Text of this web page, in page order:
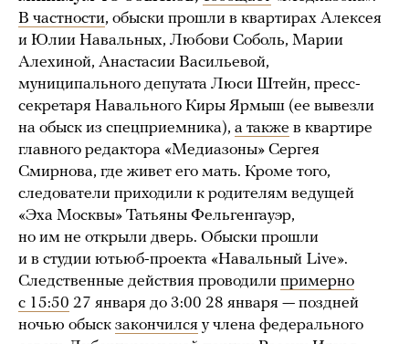
В частности, обыски прошли в квартирах Алексея
и Юлии Навальных, Любови Соболь, Марии
Алехиной, Анастасии Васильевой,
муниципального депутата Люси Штейн, пресс-
секретаря Навального Киры Ярмыш (ее вывезли
на обыск из спецприемника), а также в квартире
главного редактора «Медиазоны» Сергея
Смирнова, где живет его мать. Кроме того,
следователи приходили к родителям ведущей
«Эха Москвы» Татьяны Фельгенгауэр,
но им не открыли дверь. Обыски прошли
и в студии ютьюб-проекта «Навальный Live».
Следственные действия проводили примерно
с 15:50 27 января до 3:00 28 января — поздней
ночью обыск закончился у члена федерального